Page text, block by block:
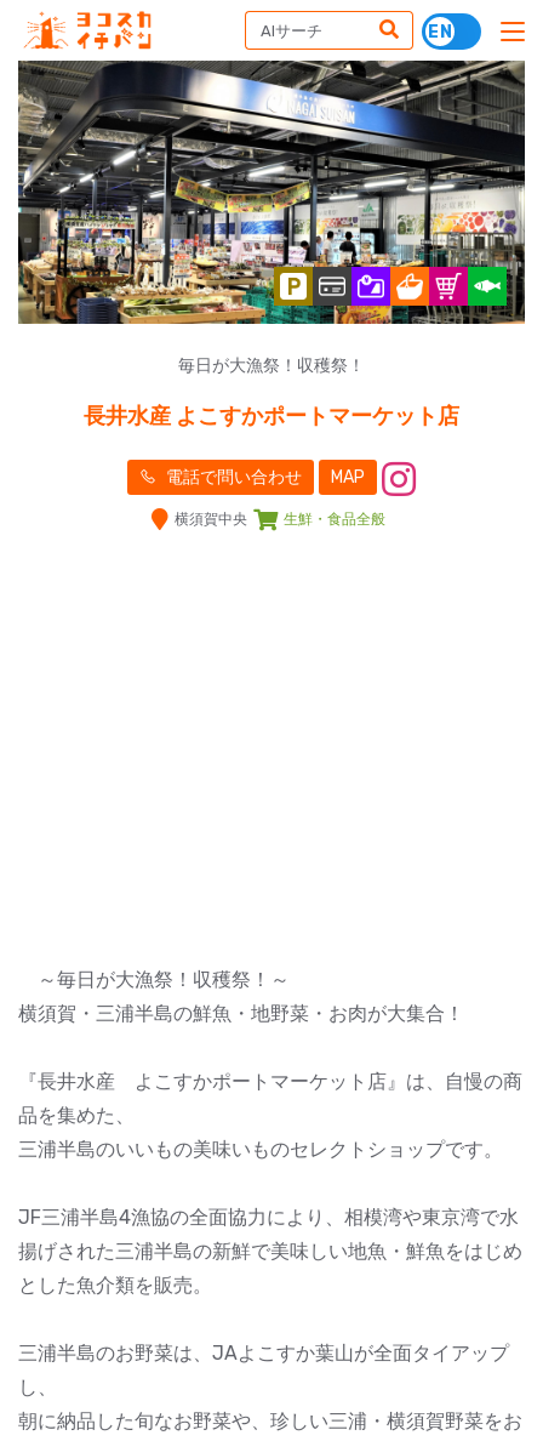
毎日が大漁祭！収穫祭！
長井水産 よこすかポートマーケット店
電話で問い合わせ MAP
横須賀中央 生鮮・食品全般
～毎日が大漁祭！収穫祭！～
横須賀・三浦半島の鮮魚・地野菜・お肉が大集合！
『長井水産 よこすかポートマーケット店』は、自慢の商
品を集めた、
三浦半島のいいもの美味いものセレクトショップです。
JF三浦半島4漁協の全面協力により、相模湾や東京湾で水
揚げされた三浦半島の新鮮で美味しい地魚・鮮魚をはじめ
とした魚介類を販売。
三浦半島のお野菜は、JAよこすか葉山が全面タイアップ
し、
朝に納品した旬なお野菜や、珍しい三浦・横須賀野菜をお